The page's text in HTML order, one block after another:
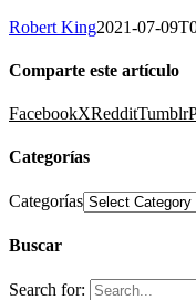
Robert King2021-07-
Comparte este artículo
FacebookXRedditTumblr
Categorías
Categorías
Buscar
Search for: